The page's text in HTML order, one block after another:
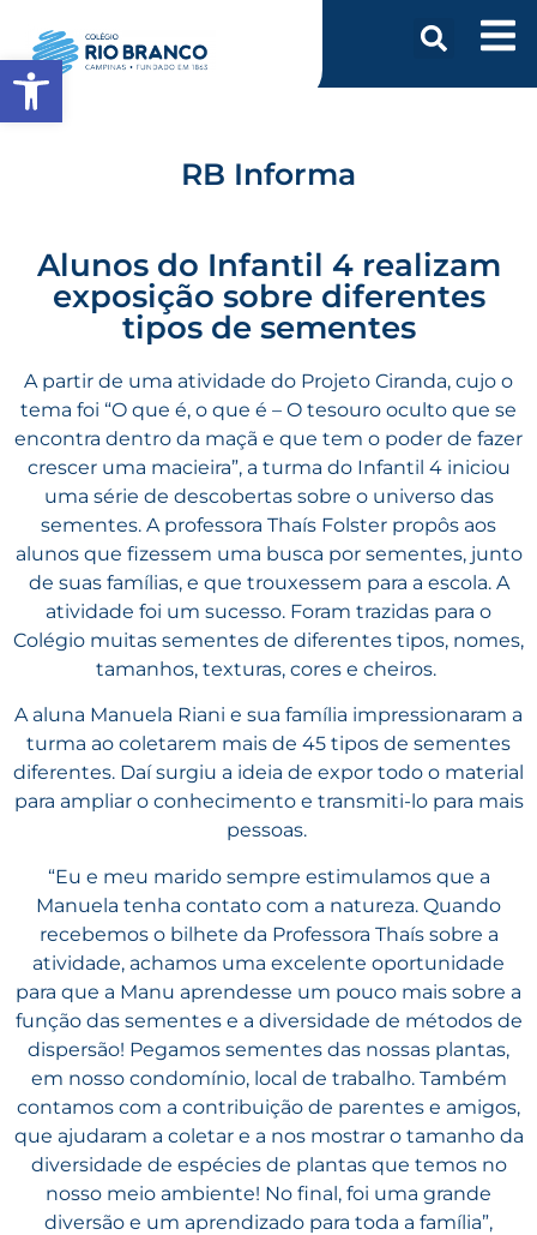
RB Informa
Alunos do Infantil 4 realizam
exposição sobre diferentes
tipos de sementes
A partir de uma atividade do Projeto Ciranda, cujo o
tema foi “O que é, o que é – O tesouro oculto que se
encontra dentro da maçã e que tem o poder de fazer
crescer uma macieira”, a turma do Infantil 4 iniciou
uma série de descobertas sobre o universo das
sementes. A professora Thaís Folster propôs aos
alunos que fizessem uma busca por sementes, junto
de suas famílias, e que trouxessem para a escola. A
atividade foi um sucesso. Foram trazidas para o
Colégio muitas sementes de diferentes tipos, nomes,
tamanhos, texturas, cores e cheiros.
A aluna Manuela Riani e sua família impressionaram a
turma ao coletarem mais de 45 tipos de sementes
diferentes. Daí surgiu a ideia de expor todo o material
para ampliar o conhecimento e transmiti-lo para mais
pessoas.
“Eu e meu marido sempre estimulamos que a
Manuela tenha contato com a natureza. Quando
recebemos o bilhete da Professora Thaís sobre a
atividade, achamos uma excelente oportunidade
para que a Manu aprendesse um pouco mais sobre a
função das sementes e a diversidade de métodos de
dispersão! Pegamos sementes das nossas plantas,
em nosso condomínio, local de trabalho. Também
contamos com a contribuição de parentes e amigos,
que ajudaram a coletar e a nos mostrar o tamanho da
diversidade de espécies de plantas que temos no
nosso meio ambiente! No final, foi uma grande
diversão e um aprendizado para toda a família”,
Abrir a barra de ferramentas